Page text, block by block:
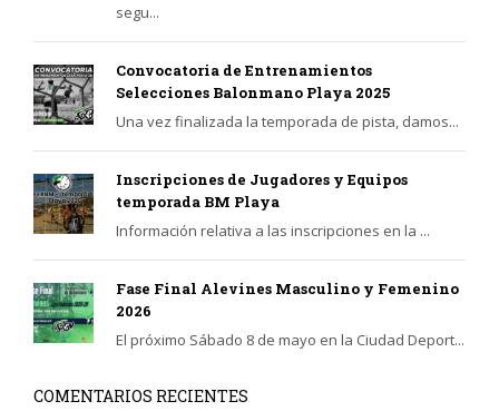
segu...
Convocatoria de Entrenamientos
Selecciones Balonmano Playa 2025
Una vez finalizada la temporada de pista, damos...
Inscripciones de Jugadores y Equipos
temporada BM Playa
Información relativa a las inscripciones en la ...
Fase Final Alevines Masculino y Femenino
2026
El próximo Sábado 8 de mayo en la Ciudad Deport...
COMENTARIOS RECIENTES